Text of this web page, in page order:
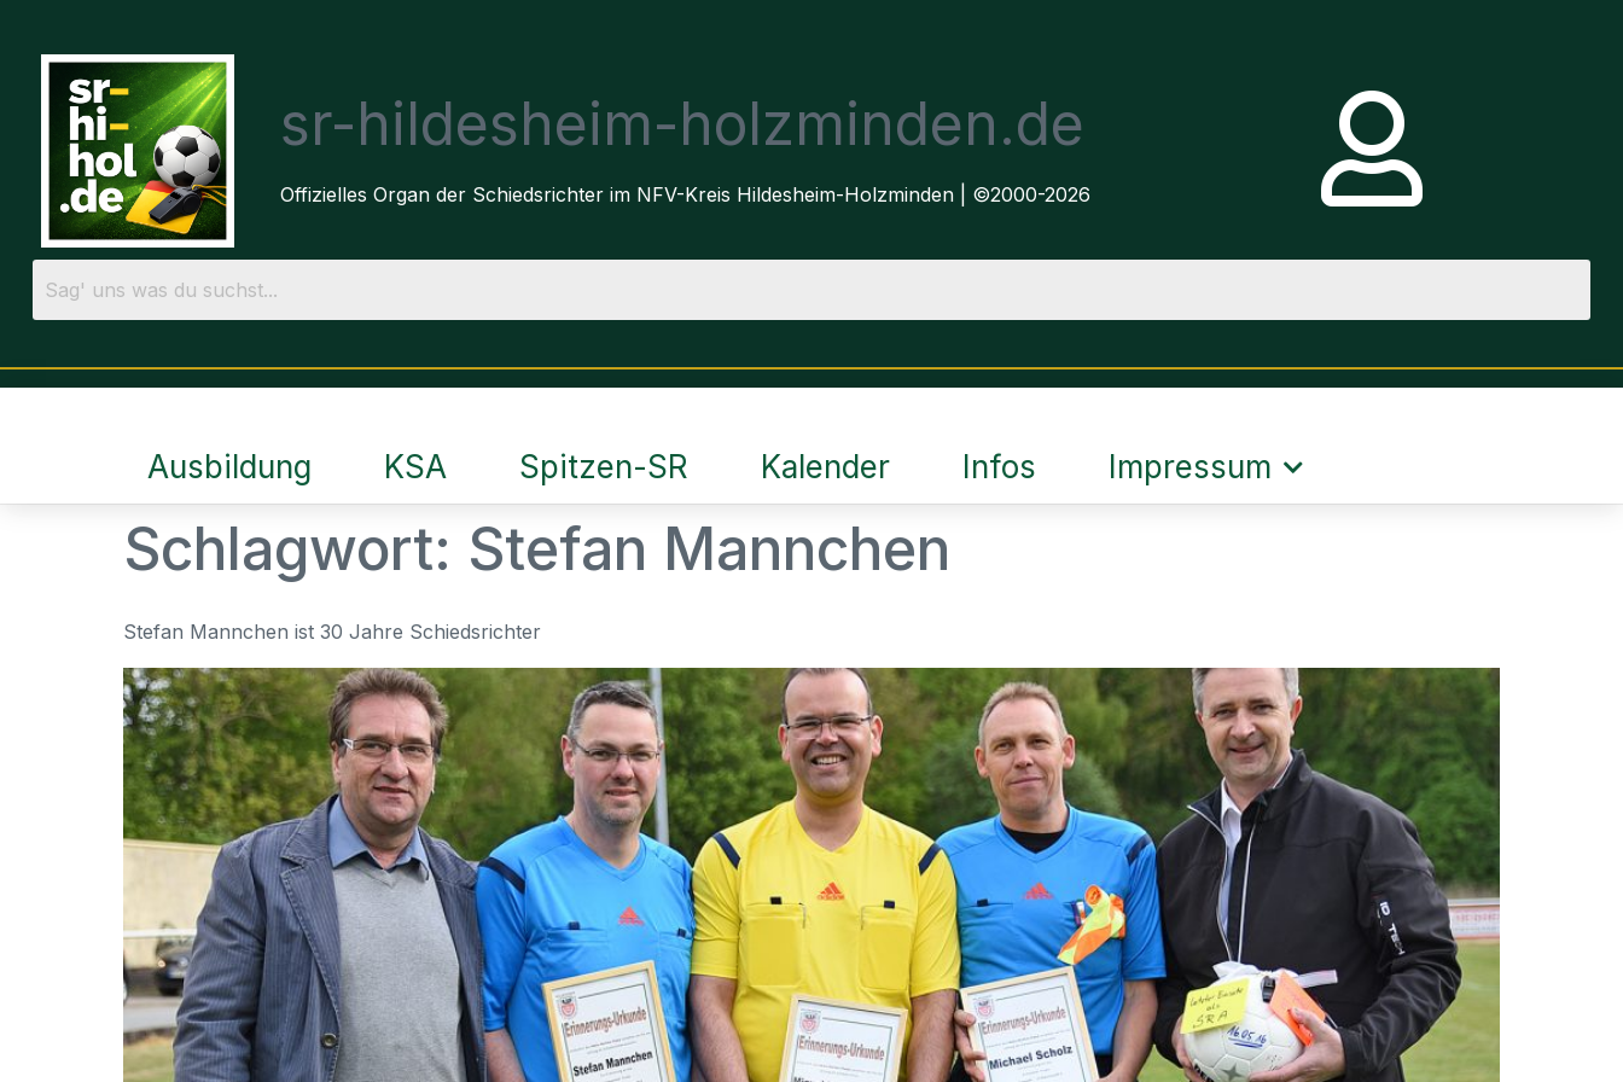
sr-hildesheim-holzminden.de
Offizielles Organ der Schiedsrichter im NFV-Kreis Hildesheim-Holzminden | ©2000-2026
Ausbildung KSA Spitzen-SR Kalender Infos Impressum
Schlagwort: Stefan Mannchen
Stefan Mannchen ist 30 Jahre Schiedsrichter